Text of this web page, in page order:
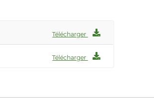
Télécharger
Télécharger